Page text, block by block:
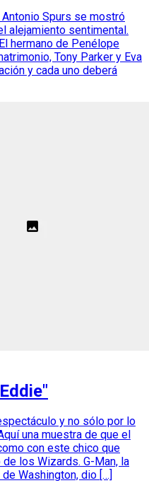
Spurs se mostró
alejamiento sentimental.
hermano de Penélope
Tony Parker y Eva
y cada uno deberá
y no sólo por lo
una muestra de que el
con este chico que
los Wizards. G-Man, la
Washington, dio […]